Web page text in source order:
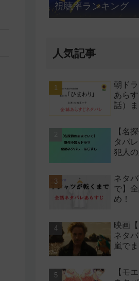
視聴率ランキング
人気記事
朝ド
あら
話）
【名
タバ
犯人
ネタ
で】
め！
映画
ネタ
嵐で
【モ